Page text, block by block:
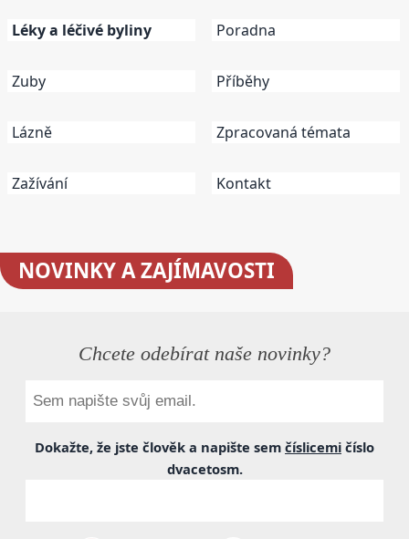
Léky a léčivé byliny
Zuby
Lázně
Zažívání
Poradna
Příběhy
Zpracovaná témata
Kontakt
NOVINKYA ZAJÍMAVOSTI
Chcete odebírat naše novinky?
Dokažte, že jste člověk a napište sem číslicemi číslo
dvacetosm.